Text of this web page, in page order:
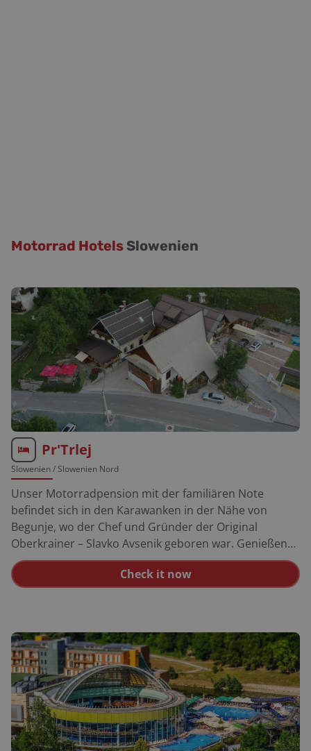
Motorrad HotelsSlowenien
Pr'Trlej
Slowenien/ Slowenien Nord
Unser Motorradpension mit der familiären Note
befindet sich in den Karawanken in der Nähe von
Begunje, wo der Chef und Gründer der Original
Oberkrainer – Slavko Avsenik geboren war. Genießen
Sie Ihren Urlaub in gepflegter Atmosphäre, im
Familienpension mit idealer Ausgangsposition. Die
vorzügliche Küche von Ana (»Mama«) und schöne
eine unendliche Vielfalt an Touren. Erkunden Sie die
sonnige Seite der Alpen, die sich nicht weit weg von der
Adria Küste befinden (150 km). Toni, selbst
begeisterter Motorradfahrer, ist Ihnen bei der
Tourenplanung mit Geheimtipps gerne behilflich. Bei
uns steht Ihnen auch Bikerprospekte zur Verfügung.
Besonders interessant ist der Tourenvorschlag, drei
Check it now